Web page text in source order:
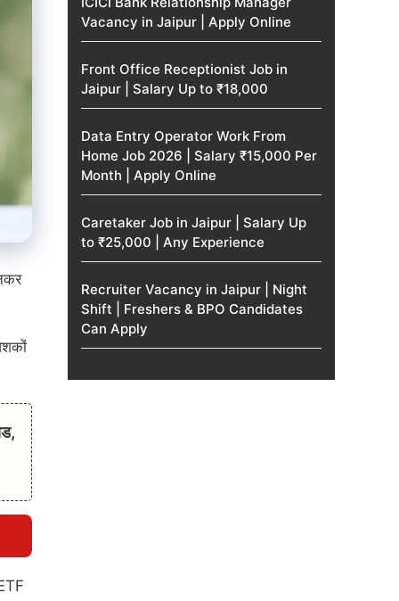
Vacancy in Jaipur | Apply Online
Front Office Receptionist Job in
Jaipur | Salary Up to ₹18,000
Data Entry Operator Work From
Home Job 2026 | Salary ₹15,000 Per
Month | Apply Online
Caretaker Job in Jaipur | Salary Up
to ₹25,000 | Any Experience
Recruiter Vacancy in Jaipur | Night
Shift | Freshers & BPO Candidates
Can Apply